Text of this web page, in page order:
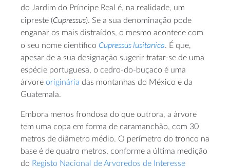
do Jardim do Príncipe Real é, na realidade, um
cipreste (Cupressus). Se a sua denominação pode
enganar os mais distraídos, o mesmo acontece com
o seu nome científico Cupressus lusitanica. É que,
apesar de a sua designação sugerir tratar-se de uma
espécie portuguesa, o cedro-do-buçaco é uma
árvore originária das montanhas do México e da
Guatemala.
Embora menos frondosa do que outrora, a árvore
tem uma copa em forma de caramanchão, com 30
metros de diâmetro médio. O perímetro do tronco na
base é de quatro metros, conforme a última medição
do Registo Nacional de Arvoredos de Interesse